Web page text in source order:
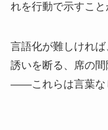
れを行動で示すこと
言語化が難しければ
誘いを断る、席の
——これらは言葉な